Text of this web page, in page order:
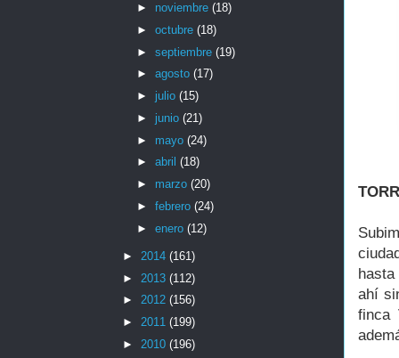
ahí
finca
► noviembre (18)
► octubre (18)
► septiembre (19)
► agosto (17)
► julio (15)
► junio (21)
► mayo (24)
► abril (18)
► marzo (20)
► febrero (24)
► enero (12)
► 2014 (161)
► 2013 (112)
► 2012 (156)
► 2011 (199)
► 2010 (196)